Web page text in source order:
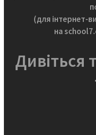
(для інтернет-
на
Дивіться